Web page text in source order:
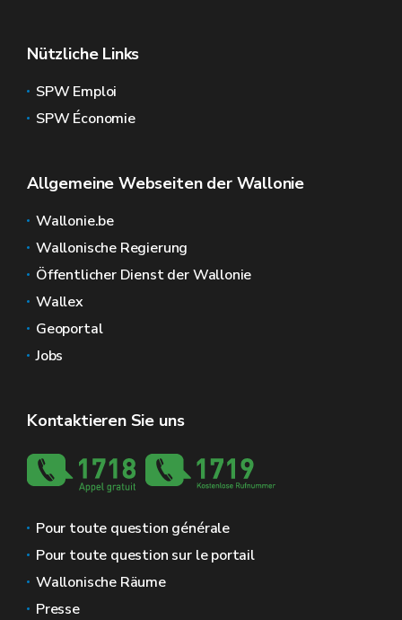
Nützliche Links
SPW Emploi
SPW Économie
Allgemeine Webseiten der Wallonie
Wallonie.be
Wallonische Regierung
Öffentlicher Dienst der Wallonie
Wallex
Geoportal
Jobs
Kontaktieren Sie uns
Pour toute question générale
Pour toute question sur le portail
Wallonische Räume
Presse